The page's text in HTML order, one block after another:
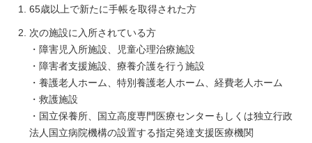
65歳以上で新たに手帳を取得された方
次の施設に入所されている方
・障害児入所施設、児童心理治療施設
・障害者支援施設、療養介護を行う施設
・養護老人ホーム、特別養護老人ホーム、経費老人ホーム
・救護施設
・国立保養所、国立高度専門医療センターもしくは独立行政
法人国立病院機構の設置する指定発達支援医療機関